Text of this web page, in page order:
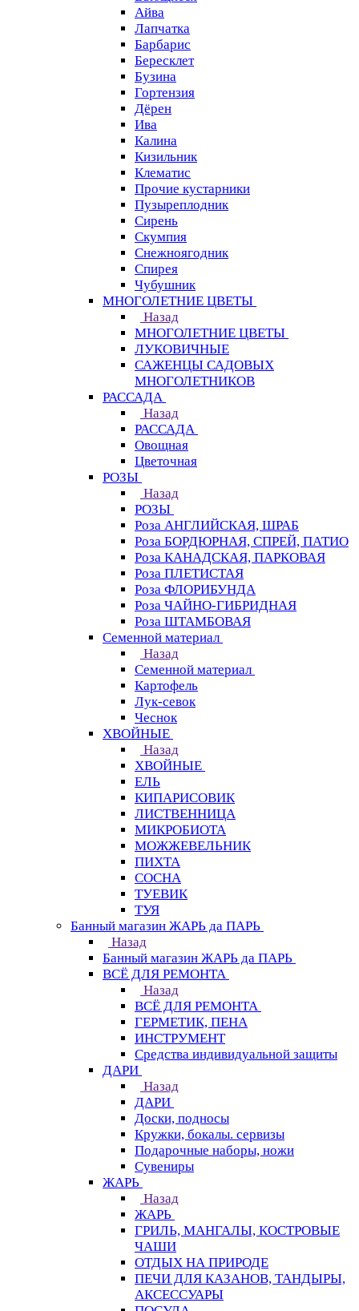
Айва
Лапчатка
Барбарис
Бересклет
Бузина
Гортензия
Дёрен
Ива
Калина
Кизильник
Клематис
Прочие кустарники
Пузыреплодник
Сирень
Скумпия
Снежноягодник
Спирея
Чубушник
МНОГОЛЕТНИЕ ЦВЕТЫ
Назад
МНОГОЛЕТНИЕ ЦВЕТЫ
ЛУКОВИЧНЫЕ
САЖЕНЦЫ САДОВЫХ
МНОГОЛЕТНИКОВ
РАССАДА
Назад
РАССАДА
Овощная
Цветочная
РОЗЫ
Назад
РОЗЫ
Роза АНГЛИЙСКАЯ, ШРАБ
Роза БОРДЮРНАЯ, СПРЕЙ, ПАТИО
Роза КАНАДСКАЯ, ПАРКОВАЯ
Роза ПЛЕТИСТАЯ
Роза ФЛОРИБУНДА
Роза ЧАЙНО-ГИБРИДНАЯ
Роза ШТАМБОВАЯ
Семенной материал
Назад
Семенной материал
Картофель
Лук-севок
Чеснок
ХВОЙНЫЕ
Назад
ХВОЙНЫЕ
ЕЛЬ
КИПАРИСОВИК
ЛИСТВЕННИЦА
МИКРОБИОТА
МОЖЖЕВЕЛЬНИК
ПИХТА
СОСНА
ТУЕВИК
ТУЯ
Банный магазин ЖАРЬ да ПАРЬ
Назад
Банный магазин ЖАРЬ да ПАРЬ
ВСЁ ДЛЯ РЕМОНТА
Назад
ВСЁ ДЛЯ РЕМОНТА
ГЕРМЕТИК, ПЕНА
ИНСТРУМЕНТ
Средства индивидуальной защиты
ДАРИ
Назад
ДАРИ
Доски, подносы
Кружки, бокалы. сервизы
Подарочные наборы, ножи
Сувениры
ЖАРЬ
Назад
ЖАРЬ
ГРИЛЬ, МАНГАЛЫ, КОСТРОВЫЕ
ЧАШИ
ОТДЫХ НА ПРИРОДЕ
ПЕЧИ ДЛЯ КАЗАНОВ, ТАНДЫРЫ,
АКСЕССУАРЫ